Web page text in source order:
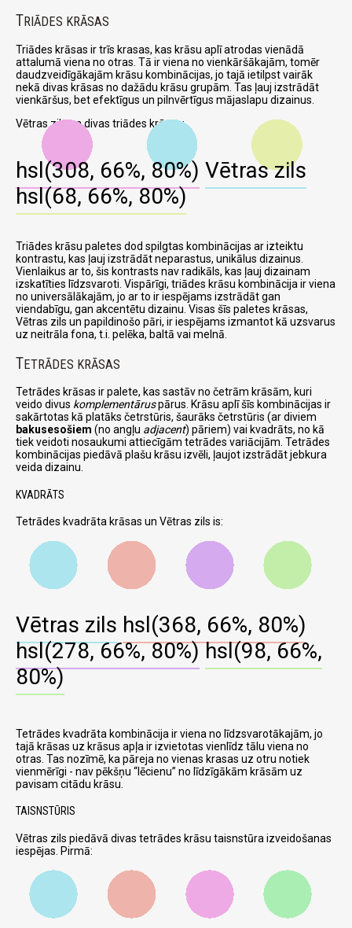
TRIĀDES KRĀSAS
Triādes krāsas ir trīs krasas, kas krāsu aplī atrodas vienādā
attalumā viena no otras. Tā ir viena no vienkāršākajām, tomēr
daudzveidīgākajām krāsu kombinācijas, jo tajā ietilpst vairāk
nekā divas krāsas no dažādu krāsu grupām. Tas ļauj izstrādāt
vienkāršus, bet efektīgus un pilnvērtīgus mājaslapu dizainus.
Vētras zils un divas triādes krāsas:
hsl(308, 66%, 80%) Vētras zils
hsl(68, 66%, 80%)
Triādes krāsu paletes dod spilgtas kombinācijas ar izteiktu
kontrastu, kas ļauj izstrādāt neparastus, unikālus dizainus.
Vienlaikus ar to, šis kontrasts nav radikāls, kas ļauj dizainam
izskatīties līdzsvaroti. Vispārīgi, triādes krāsu kombinācija ir viena
no universālākajām, jo ar to ir iespējams izstrādāt gan
viendabīgu, gan akcentētu dizainu. Visas šīs paletes krāsas,
Vētras zils un papildinošo pāri, ir iespējams izmantot kā uzsvarus
uz neitrāla fona, t.i. pelēka, baltā vai melnā.
TETRĀDES KRĀSAS
Tetrādes krāsas ir palete, kas sastāv no četrām krāsām, kuri
veido divus komplementāruspārus. Krāsu aplī šīs kombinācijas ir
sakārtotas kā platāks četrstūris, šaurāks četrstūris (ar diviem
bakusesošiem (no angļu adjacent) pāriem) vai kvadrāts, no kā
tiek veidoti nosaukumi attiecīgām tetrādes variācijām. Tetrādes
kombinācijas piedāvā plašu krāsu izvēli, ļaujot izstrādāt jebkura
veida dizainu.
KVADRĀTS
Tetrādes kvadrāta krāsas un Vētras zils is:
Vētras zils hsl(368, 66%, 80%)
hsl(278, 66%, 80%) hsl(98, 66%,
80%)
Tetrādes kvadrāta kombinācija ir viena no līdzsvarotākajām, jo
tajā krāsas uz krāsus apļa ir izvietotas vienlīdz tālu viena no
otras. Tas nozīmē, ka pāreja no vienas krasas uz otru notiek
vienmērīgi - nav pēkšņu
lēcienu no līdzīgākām krāsām uz
pavisam citādu krāsu.
TAISNSTŪRIS
Vētras zils piedāvā divas tetrādes krāsu taisnstūra izveidošanas
iespējas. Pirmā: